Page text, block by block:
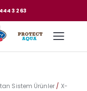
444 3 263
Sistem Ürünler
X-